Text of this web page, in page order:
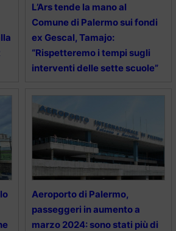
L’Ars tende la mano al
Comune di Palermo sui fondi
ex Gescal, Tamajo:
“Rispetteremo i tempi sugli
interventi delle sette scuole”
Aeroporto di Palermo,
passeggeri in aumento a
marzo 2024: sono stati più di